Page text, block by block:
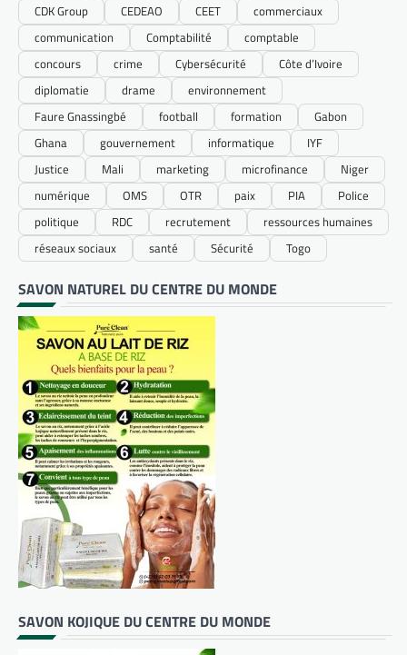
CDK Group
CEDEAO CEET
commerciaux
communication
Comptabilité
comptable
concours
crime Cybersécurité
Côte d’Ivoire
diplomatie
drame
environnement
Faure Gnassingbé
football formation
Gabon
Ghana
gouvernement informatique
IYF
Justice
Mali marketing microfinance
Niger
numérique
OMS OTR paix PIA
Police
politique
RDC recrutement
ressources humaines
réseaux sociaux
santé Sécurité Togo
SAVON NATUREL DU CENTRE DU MONDE
SAVON KOJIQUE DU CENTRE DU MONDE